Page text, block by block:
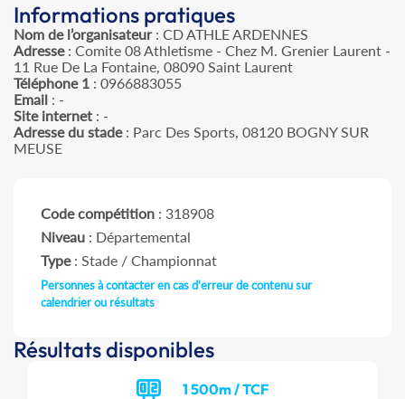
Informations pratiques
Nom de l’organisateur: CD ATHLE ARDENNES
Adresse: Comite 08 Athletisme - Chez M. Grenier Laurent -
11 Rue De La Fontaine, 08090 Saint Laurent
Téléphone 1 : 0966883055
Email : -
Site internet : -
Adresse du stade: Parc Des Sports, 08120 BOGNY SUR
MEUSE
Code compétition : 318908
Niveau : Départemental
Type: Stade / Championnat
Personnes à contacter en cas d'erreur de contenu sur
calendrier ou résultats
Résultats disponibles
1 500m / TCF